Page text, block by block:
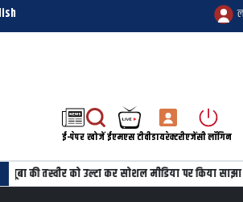
ई-पेपरखोजेंईएमएस टीवीडायरेक्टरीएजेंसी लॉगिन
महबूबा की तस्वीर को उल्टा कर सोशल मीडिया पर किया साझा